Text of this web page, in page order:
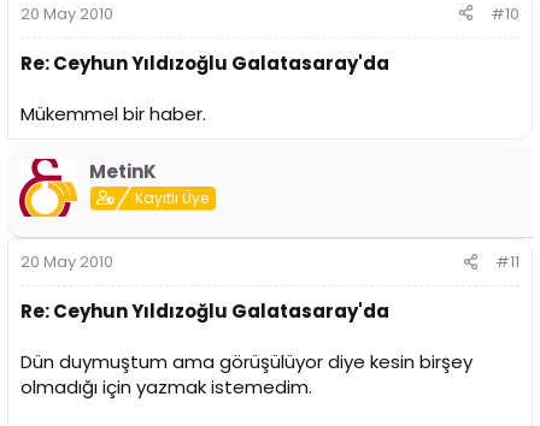
20 May 2010 #10
Re: Ceyhun Yıldızoğlu Galatasaray'da
Mükemmel bir haber.
MetinK
Kayıtlı Üye
20 May 2010 #11
Re: Ceyhun Yıldızoğlu Galatasaray'da
Dün duymuştum ama görüşülüyor diye kesin birşey
olmadığı için yazmak istemedim.